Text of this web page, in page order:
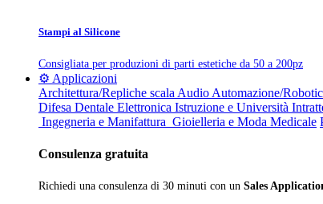
Stampi al Silicone
Consigliata per produzioni di parti estetiche da 50 a 200pz
⚙️ Applicazioni
Architettura/Repliche scala Audio Automazione/
Difesa Dentale Elettronica Istruzione e Università
Ingegneria e Manifattura Gioielleria e Moda Medicale
Consulenza gratuita
Richiedi una consulenza di 30 minuti con un Sales